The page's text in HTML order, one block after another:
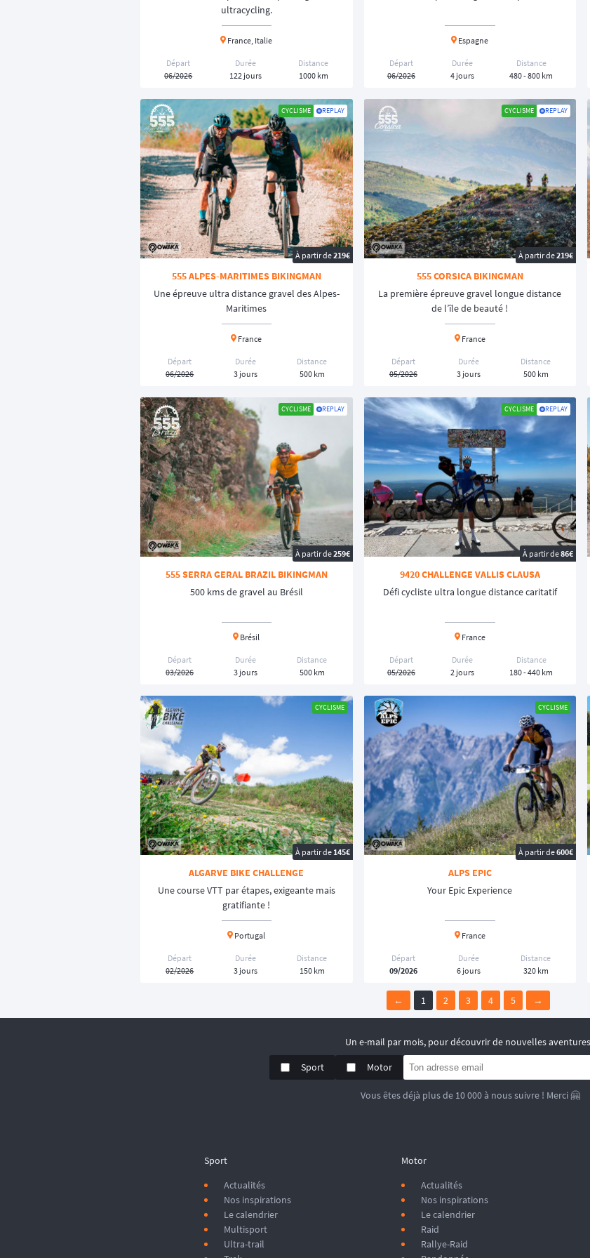
Owaka est la passerelle entre vous et les organisateurs de défis hors normes.
Épreuves de 24h ou plus et chronométrées : Pour ceux qui aiment l'intensité et la gestion de l'effort
Courses "Unsupported": Pas d'assistance, juste vous, votre trace GPX et votre vélo. Une immersion totale.
Événements solidaires
: Des raids à vélo organisés pour soutenir des causes, alliant sport et engagement
◾️Destinations hors-pistes: Des traces spécifiques pour le Fatbike dans le Grand Nord ou le Sahara.
🛠️ Bien se préparer pour une aventure à vélo
Partir pour un raid ou une épreuve d'ultra-distance demande une logistique pointue :
- Lechoix du matériel: Adapter son vélo au terrain (pneus larges pour le Gravel, suspensions pour le VTT).
- L'entraînement de fond: Accumuler des heures de selle pour habituer son corps à l'endurance
- Lanavigation: Apprendre à suivre un tracé sur son GPS vélo sans tomber en panne de batterie.
Que vous soyez à la recherche d'unecourse par étapesou d'undéfi non-stop, il y en a pour tous les goûts
ultracycling.
France, Italie
Départ
06/2026
Durée
122 jours
Distance
1000 km
Espagne
Départ
06/2026
Durée
4 jours
Distance
480 - 800 km
CYCLISME REPLAY
À partir de219€
555 ALPES-MARITIMES BIKINGMAN
Une épreuve ultra distance gravel des Alpes-
Maritimes
France
Départ
06/2026
Durée
3 jours
Distance
500 km
CYCLISME REPLAY
À partir de219€
555 CORSICA BIKINGMAN
La première épreuve gravel longue distance
de l’île de beauté !
France
Départ
05/2026
Durée
3 jours
Distance
500 km
CYCLISME REPLAY
À partir de259€
555 SERRA GERAL BRAZIL BIKINGMAN
500 kms de gravel au Brésil
Brésil
Départ
03/2026
Durée
3 jours
Distance
500 km
CYCLISME REPLAY
À partir de86€
9420 CHALLENGE VALLIS CLAUSA
Défi cycliste ultra longue distance caritatif
France
Départ
05/2026
Durée
2 jours
Distance
180 - 440 km
CYCLISME
À partir de 145€
ALGARVE BIKE CHALLENGE
Une course VTT par étapes, exigeante mais
gratifiante !
Portugal
Départ
02/2026
Durée
3 jours
Distance
150 km
CYCLISME
À partir de600€
ALPS EPIC
Your Epic Experience
France
Départ
09/2026
Durée
6 jours
Distance
320 km
← 1 2 3 4 5 →
Un e-mail par mois, pour découvrir de nouvelles
Sport
Motor
Vous êtes déjà plus de 10 000 à nous suivre ! Merci 🤗
Sport
Actualités
Nos inspirations
Le calendrier
Multisport
Ultra-trail
Motor
Actualités
Nos inspirations
Le calendrier
Raid
Rallye-Raid